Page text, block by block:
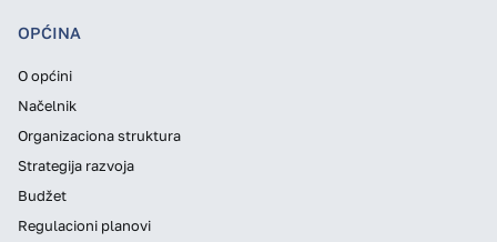
OPĆINA
O općini
Načelnik
Organizaciona struktura
Strategija razvoja
Budžet
Regulacioni planovi